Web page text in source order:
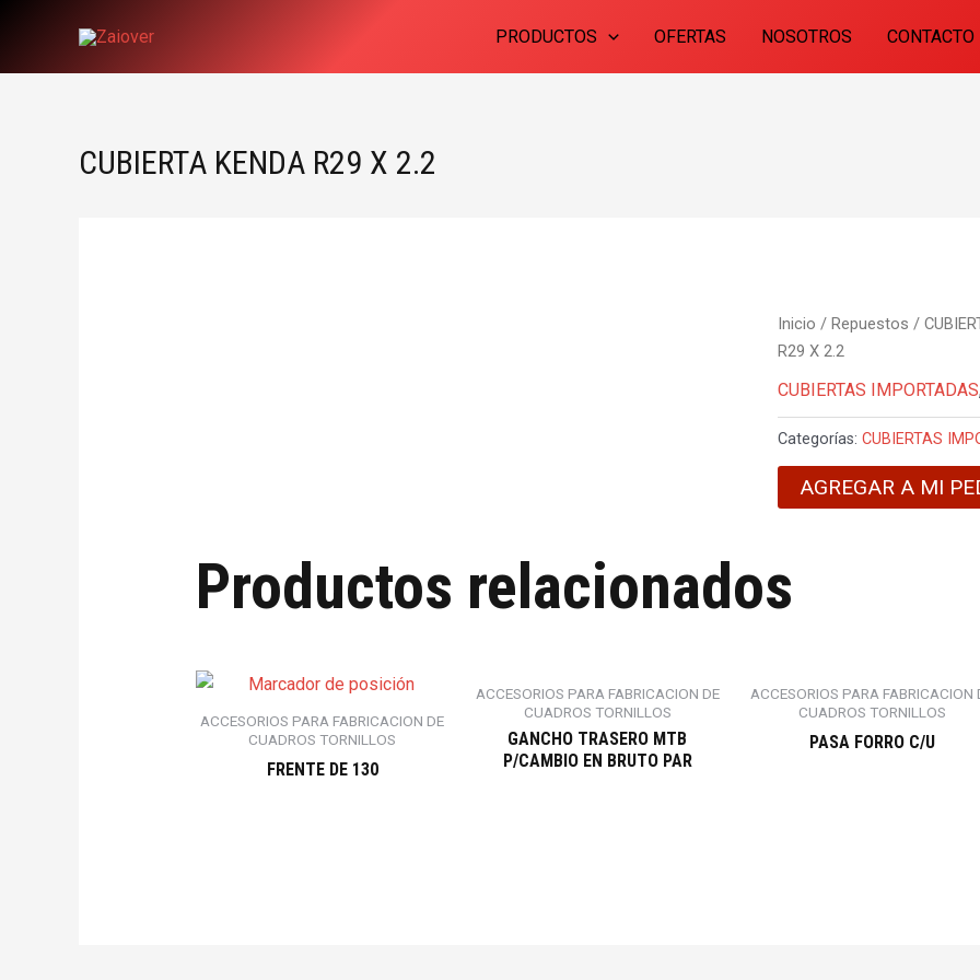
PRODUCTOS OFERTAS NOSOTROS CONTACTO
CUBIERTA KENDA R29 X 2.2
Inicio / Repuestos /
R29 X 2.2
CUBIERTAS IMPORTADAS
Categorías:CUBIERTAS
AGREGAR A MI
Productos relacionados
ACCESORIOS PARA FABRICACION DE
CUADROS TORNILLOS
FRENTE DE 130
ACCESORIOS PARA FABRICACION DE
CUADROS TORNILLOS
GANCHO TRASERO MTB
P/CAMBIO EN BRUTO PAR
ACCESORIOS PARA FABRICACION
CUADROS TORNILLOS
PASA FORRO C/U